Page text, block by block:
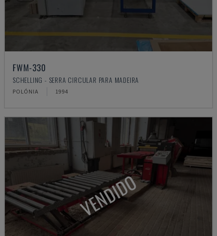
FWM-330
SCHELLING - SERRA CIRCULAR PARA MADEIRA
POLÓNIA 1994
VENDIDO